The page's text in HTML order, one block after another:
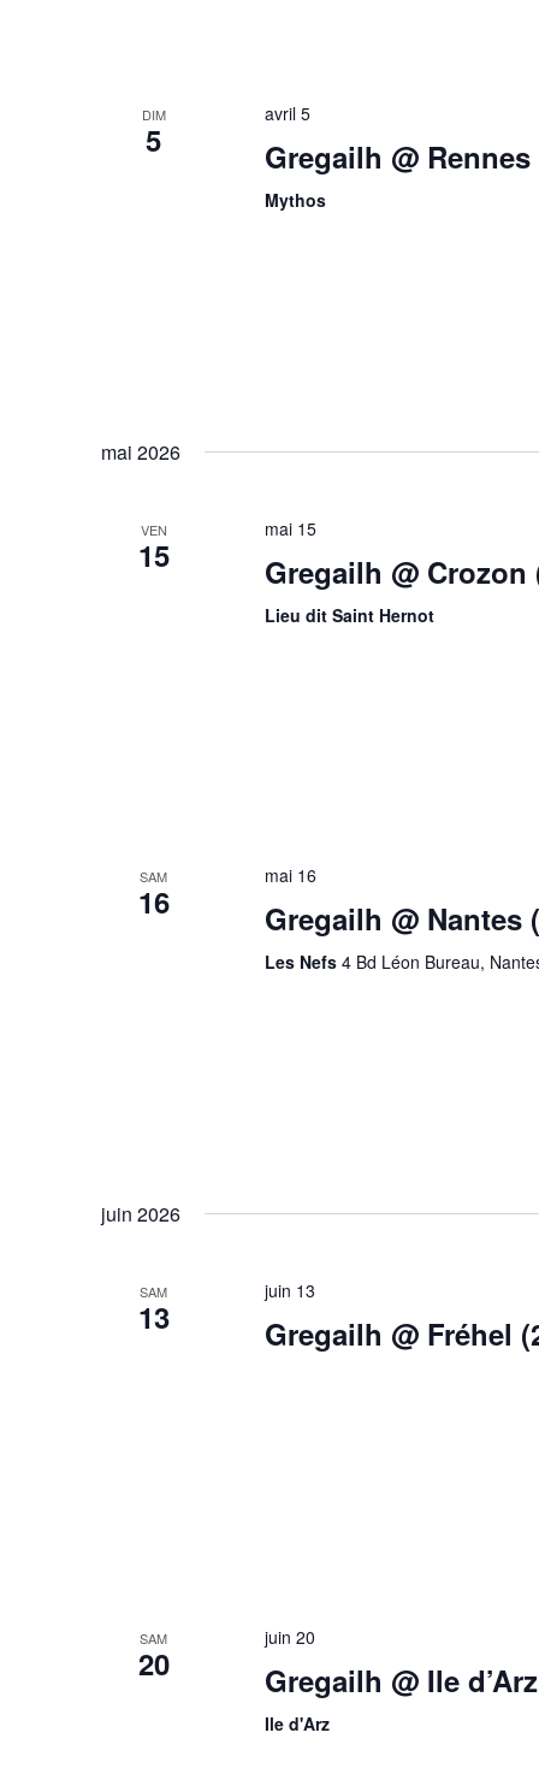
DIM
5
avril 5
Gregailh @ Rennes
Mythos
mai 2026
VEN
15
mai 15
Gregailh @ Crozon
Lieu dit Saint Hernot
SAM
16
mai 16
Gregailh @ Nantes
Les Nefs 4 Bd Léon Bureau,
juin 2026
SAM
13
juin 13
Gregailh @ Fréhel
SAM
20
juin 20
Gregailh @ Ile
Ile d'Arz